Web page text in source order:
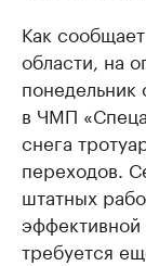
Как
области, на
понедельник
в ЧМП
снега
переходов.
штатных
эффективной
требуется